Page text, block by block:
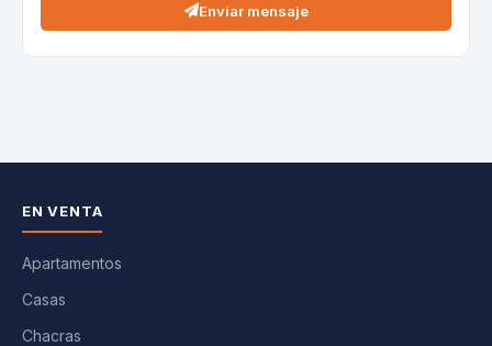
Enviar mensaje
EN VENTA
Apartamentos
Casas
Chacras